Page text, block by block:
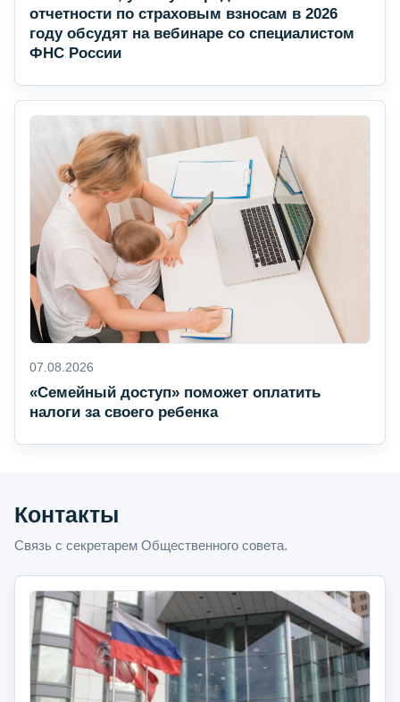
отчетности по страховым взносам в 2026
году обсудят на вебинаре со специалистом
ФНС России
07.08.2026
«Семейный доступ» поможет оплатить
налоги за своего ребенка
Контакты
Связь с секретарем Общественного совета.